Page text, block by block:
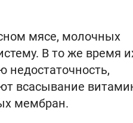
мясе, молочных
В то же время
всасывание
мембран.